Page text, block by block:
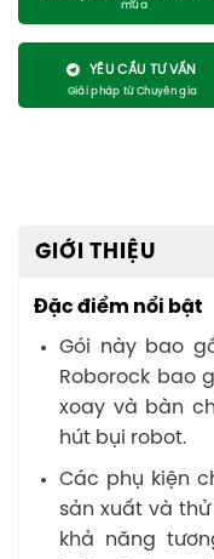
YÊU CẦU TƯ VẤN
GIỚI THIỆU
Đặc điểm nổi bật
Gói này bao
Roborock bao
xoay và bàn
hút bụi robot.
Các phụ kiện
sản xuất và
khả năng